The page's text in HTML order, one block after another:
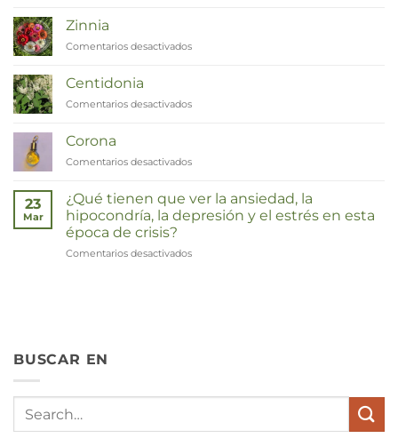
Zinnia
Comentarios desactivados
Centidonia
Comentarios desactivados
Corona
Comentarios desactivados
23
Mar
¿Qué tienen que ver la ansiedad, la
hipocondría, la depresión y el estrés en esta
época de crisis?
Comentarios desactivados
in
BUSCAR EN